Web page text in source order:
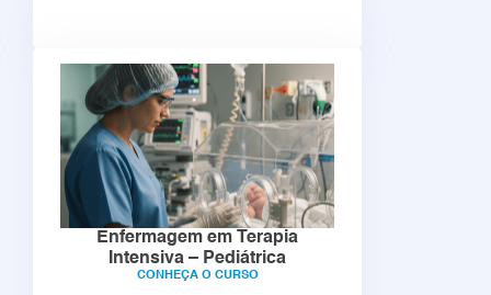
Enfermagem em Terapia
Intensiva – Pediátrica
CONHEÇA O CURSO